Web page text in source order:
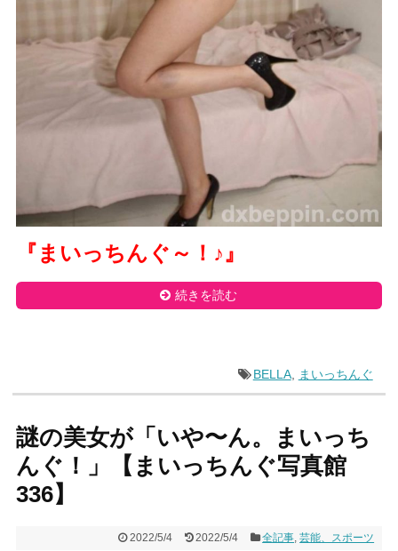
『まいっちんぐ～！ ♪』
続きを読む
BELLA, まいっちんぐ
謎の美女が「いや〜ん。まいっち
んぐ！」【まいっちんぐ写真館
336】
2022/5/4 2022/5/4 全記事 ,芸能、スポーツ